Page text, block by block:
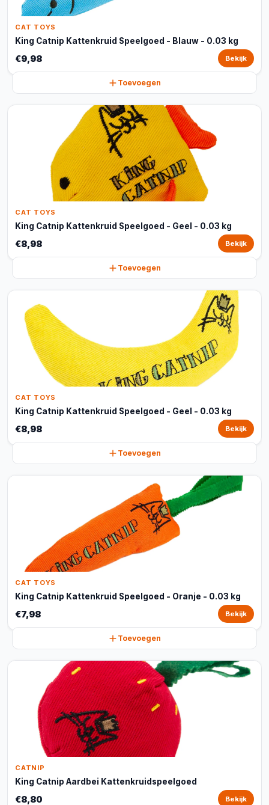
CAT TOYS
King Catnip Kattenkruid Speelgoed - Blauw - 0.03 kg
€9,98 Bekijk
Toevoegen
CAT TOYS
King Catnip Kattenkruid Speelgoed - Geel - 0.03 kg
€8,98 Bekijk
Toevoegen
CAT TOYS
King Catnip Kattenkruid Speelgoed - Geel - 0.03 kg
€8,98 Bekijk
Toevoegen
CAT TOYS
King Catnip Kattenkruid Speelgoed - Oranje - 0.03 kg
€7,98 Bekijk
Toevoegen
CATNIP
King Catnip Aardbei Kattenkruidspeelgoed
€8,80 Bekijk